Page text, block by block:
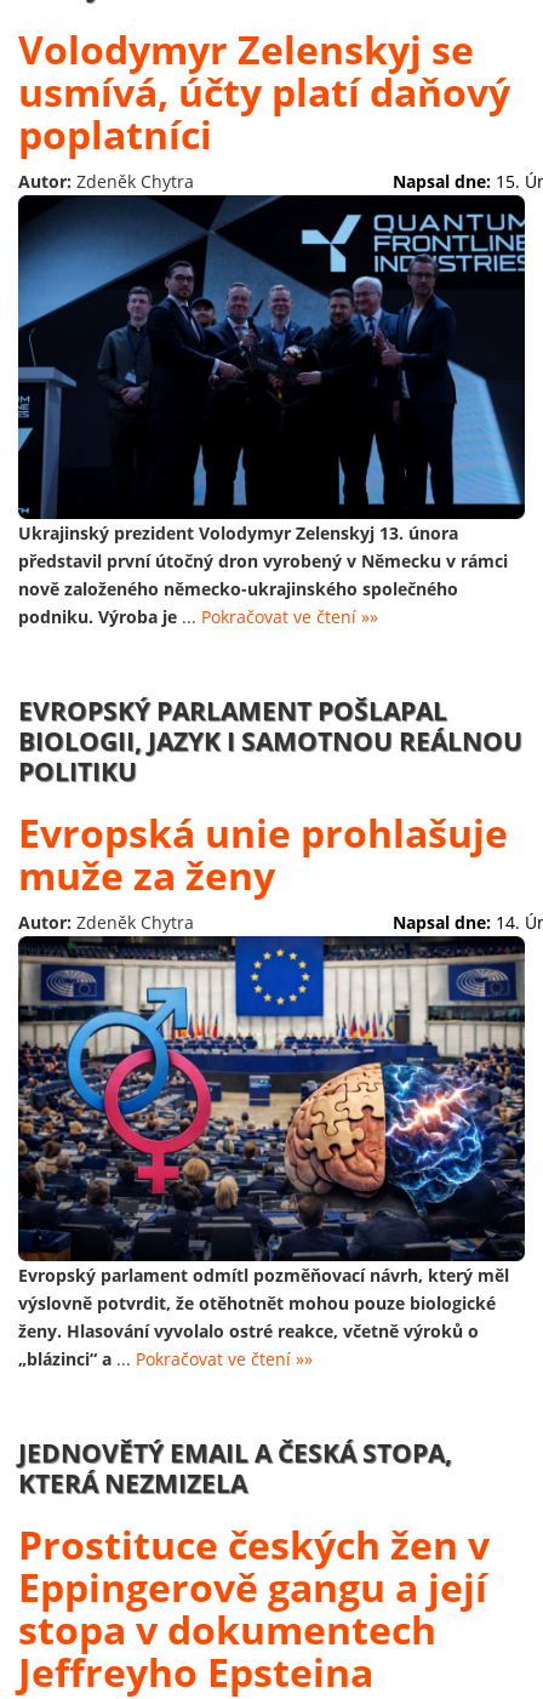
Volodymyr Zelenskyj se
usmívá, účty platí daňový
poplatníci
Autor: Zdeněk Chytra Napsal dne: 15.
Ukrajinský prezident Volodymyr Zelenskyj 13. února
představil první útočný dron vyrobený v Německu v rámci
nově založeného německo-ukrajinského společného
podniku. Výroba je ... Pokračovat ve čtení »»
EVROPSKÝ PARLAMENT POŠLAPAL
BIOLOGII, JAZYK I SAMOTNOU REÁLNOU
POLITIKU
Evropská unie prohlašuje
muže za ženy
Autor: Zdeněk Chytra Napsal dne: 14.
Evropský parlament odmítl pozměňovací návrh, který měl
výslovně potvrdit, že otěhotnět mohou pouze biologické
ženy. Hlasování vyvolalo ostré reakce, včetně výroků o
„blázinci“ a ... Pokračovat ve čtení »»
JEDNOVĚTÝ EMAIL A ČESKÁ STOPA,
KTERÁ NEZMIZELA
Prostituce českých žen v
Eppingerově gangu a její
stopa v dokumentech
Jeffreyho Epsteina